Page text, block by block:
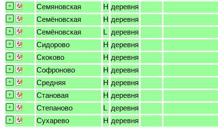
Семяновская
H деревня
Семёновская
H деревня
Семёновская
L деревня
Сидорово
H деревня
Скоково
H деревня
Софроново
H деревня
Средняя
H деревня
Становая
H деревня
Степаново
L деревня
Сухарево
H деревня